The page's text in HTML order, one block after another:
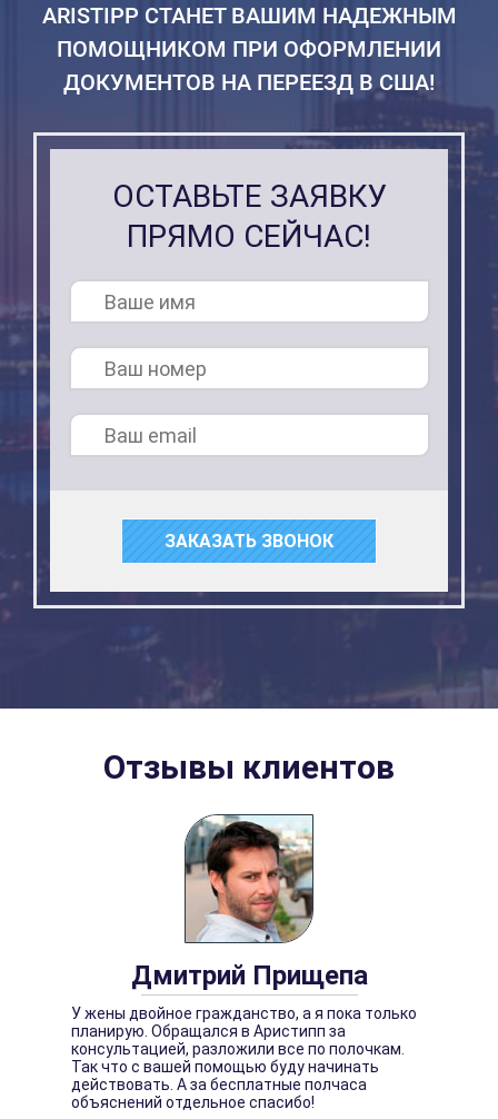
ARISTIPP СТАНЕТ ВАШИМ НАДЕЖНЫМ
ПОМОЩНИКОМ ПРИ ОФОРМЛЕНИИ
ДОКУМЕНТОВ НА ПЕРЕЕЗД В США!
ОСТАВЬТЕ ЗАЯВКУ
ПРЯМО СЕЙЧАС!
ЗАКАЗАТЬ ЗВОНОК
Отзывы клиентов
Дмитрий Прищепа
У жены двойное гражданство, а я пока только
планирую. Обращался в Аристипп за
консультацией, разложили все по полочкам.
Так что с вашей помощью буду начинать
действовать. А за бесплатные полчаса
объяснений отдельное спасибо!